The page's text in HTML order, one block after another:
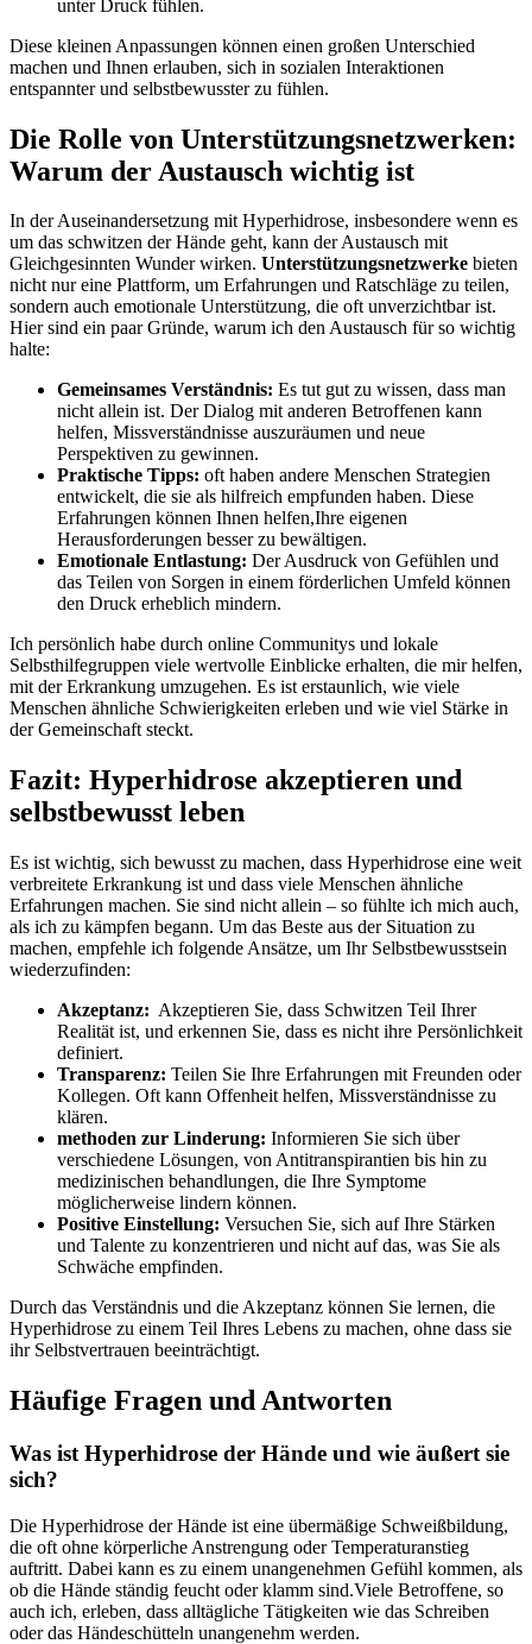
unter Druck fühlen.
Diese kleinen Anpassungen können einen ‌großen Unterschied ​
machen und Ihnen erlauben, sich⁤ in ​sozialen Interaktionen
entspannter und selbstbewusster zu fühlen.
Die Rolle von Unterstützungsnetzwerken:
Warum‌ der Austausch wichtig ist
In der Auseinandersetzung ​mit Hyperhidrose, insbesondere ​wenn es
um ⁤das schwitzen der Hände‌ geht,​ kann der Austausch mit
Gleichgesinnten Wunder wirken. Unterstützungsnetzwerke bieten
nicht nur eine⁢ Plattform, um Erfahrungen und ‍Ratschläge⁤ zu teilen,
sondern auch ⁣emotionale Unterstützung, ⁤die oft unverzichtbar ist.
Hier sind ein paar Gründe, warum ich den Austausch für so wichtig
halte:
Gemeinsames Verständnis: Es tut⁤ gut zu wissen,‍ dass man
nicht allein ist. Der Dialog mit anderen ‍Betroffenen ​kann
helfen, Missverständnisse auszuräumen und neue
Perspektiven zu gewinnen.
Praktische Tipps: oft haben andere Menschen Strategien
entwickelt, die ​sie als hilfreich empfunden haben.​ Diese
Erfahrungen können Ihnen helfen,Ihre eigenen
‍Herausforderungen besser zu bewältigen.
Emotionale Entlastung: Der Ausdruck von Gefühlen und
das Teilen von Sorgen in einem förderlichen Umfeld‍ können
den Druck erheblich mindern.
Ich persönlich⁢ habe durch online Communitys und lokale
Selbsthilfegruppen viele ‍wertvolle Einblicke erhalten, die mir helfen,
mit ⁣der Erkrankung umzugehen. Es‍ ist erstaunlich, wie viele
⁣Menschen ähnliche‌ Schwierigkeiten erleben und wie viel Stärke in
‌der Gemeinschaft steckt.
Fazit:​ Hyperhidrose ⁢akzeptieren und
selbstbewusst ⁢leben
Es ist wichtig, sich⁣ bewusst zu‍ machen, dass Hyperhidrose eine⁣ weit
verbreitete Erkrankung ist ⁤und dass viele‍ Menschen‌ ähnliche⁣
Erfahrungen​ machen. ‌Sie sind nicht allein – so fühlte ich ‌mich auch,
als ich zu kämpfen begann. Um das Beste aus der Situation zu
machen, ⁣empfehle ⁣ich folgende Ansätze, um Ihr Selbstbewusstsein
wiederzufinden:
Akzeptanz: ⁣ Akzeptieren Sie, dass Schwitzen ⁣Teil Ihrer
Realität ist, und erkennen Sie, dass es nicht ⁢ihre ⁣Persönlichkeit
definiert.
Transparenz: Teilen Sie ‌Ihre Erfahrungen mit Freunden oder
Kollegen. Oft⁢ kann Offenheit helfen, Missverständnisse zu
‍klären.
methoden zur Linderung: Informieren Sie sich über
verschiedene Lösungen, von Antitranspirantien bis hin zu
medizinischen behandlungen, die Ihre Symptome​
möglicherweise lindern können.
Positive Einstellung: Versuchen⁣ Sie, sich auf Ihre Stärken
und Talente zu konzentrieren⁣ und nicht auf‍ das, was Sie ⁣als
Schwäche empfinden.
Durch das Verständnis und die ‌Akzeptanz⁢ können Sie lernen, die
Hyperhidrose zu⁤ einem Teil Ihres Lebens zu machen, ohne dass ​sie
ihr Selbstvertrauen beeinträchtigt.
Häufige Fragen und Antworten
Was ist Hyperhidrose der⁢ Hände und wie ⁣äußert sie
sich?
Die Hyperhidrose der Hände ist eine übermäßige Schweißbildung,
die oft ohne körperliche Anstrengung oder Temperaturanstieg
auftritt. Dabei kann es zu einem unangenehmen​ Gefühl kommen, als
ob die ⁢Hände ständig feucht oder klamm sind.Viele Betroffene,⁣ so ​
auch ich, erleben, dass alltägliche Tätigkeiten wie ‍das Schreiben
oder das Händeschütteln unangenehm werden.